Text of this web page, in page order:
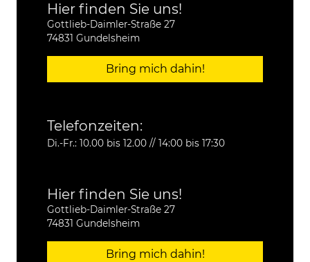
Hier finden Sie uns!
Gottlieb-Daimler-Straße 27
74831 Gundelsheim
Bring mich dahin!
Telefonzeiten:
Di.-Fr.: 10.00 bis 12.00 // 14:00 bis 17:30
Hier finden Sie uns!
Gottlieb-Daimler-Straße 27
74831 Gundelsheim
Bring mich dahin!